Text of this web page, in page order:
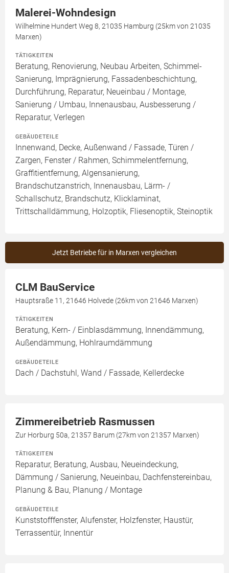
Malerei-Wohndesign
Wilhelmine Hundert Weg 8, 21035 Hamburg (25km von 21035
Marxen)
TÄTIGKEITEN
Beratung, Renovierung, Neubau Arbeiten, Schimmel-
Sanierung, Imprägnierung, Fassadenbeschichtung,
Durchführung, Reparatur, Neueinbau / Montage,
Sanierung / Umbau, Innenausbau, Ausbesserung /
Reparatur, Verlegen
GEBÄUDETEILE
Innenwand, Decke, Außenwand / Fassade, Türen /
Zargen, Fenster / Rahmen, Schimmelentfernung,
Graffitientfernung, Algensanierung,
Brandschutzanstrich, Innenausbau, Lärm- /
Schallschutz, Brandschutz, Klicklaminat,
Trittschalldämmung, Holzoptik, Fliesenoptik, Steinoptik
Jetzt Betriebe für in Marxen vergleichen
CLM BauService
Hauptsraße 11, 21646 Holvede (26km von 21646 Marxen)
TÄTIGKEITEN
Beratung, Kern- / Einblasdämmung, Innendämmung,
Außendämmung, Hohlraumdämmung
GEBÄUDETEILE
Dach / Dachstuhl, Wand / Fassade, Kellerdecke
Zimmereibetrieb Rasmussen
Zur Horburg 50a, 21357 Barum (27km von 21357 Marxen)
TÄTIGKEITEN
Reparatur, Beratung, Ausbau, Neueindeckung,
Dämmung / Sanierung, Neueinbau, Dachfenstereinbau,
Planung & Bau, Planung / Montage
GEBÄUDETEILE
Kunststofffenster, Alufenster, Holzfenster, Haustür,
Terrassentür, Innentür